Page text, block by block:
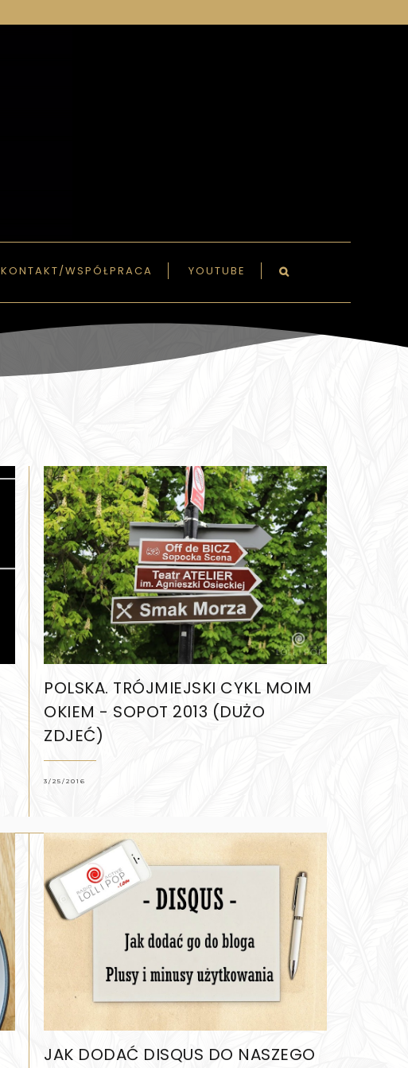
KONTAKT/WSPÓŁPRACA YOUTUBE
POLSKA. TRÓJMIEJSKI CYKL MOIM
OKIEM - SOPOT 2013 (DUŻO
ZDJEĆ)
3/25/2016
JAK DODAĆ DISQUS DO NASZEGO